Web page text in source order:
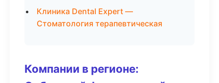
Клиника Dental Expert —
Стоматология терапевтическая
Компании в регионе: